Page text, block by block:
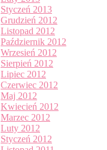
Styczeń 2013
Grudzień 2012
Listopad 2012
Październik 2012
Wrzesień 2012
Sierpień 2012
Lipiec 2012
Czerwiec 2012
Maj 2012
Kwiecień 2012
Marzec 2012
Luty 2012
Styczeń 2012